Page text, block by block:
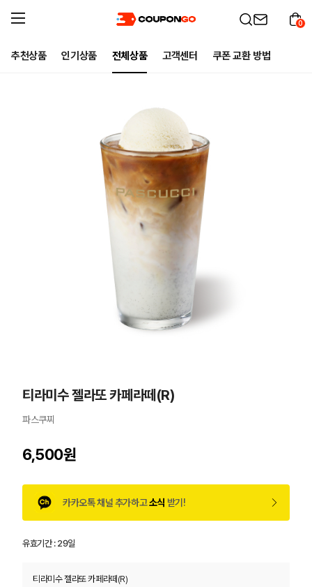
추천상품 인기상품 전체상품 고객센터 쿠폰 교환 방법
0
티라미수 젤라또 카페라떼(R)
파스쿠찌
6,500원
카카오톡 채널 추가하고소식 받기!
유효기간 :29일
티라미수 젤라또 카페라떼(R)